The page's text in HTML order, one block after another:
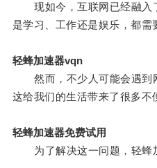
现如今，互联网已经融入
是学习、工作还是娱乐，都需
轻蜂加速器vqn
然而，不少人可能会遇到
这给我们的生活带来了很多不
轻蜂加速器免费试用
为了解决这一问题，轻蜂